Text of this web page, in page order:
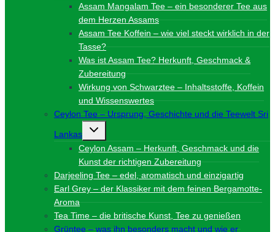
Assam Mangalam Tee – ein besonderer Tee aus
dem Herzen Assams
Assam Tee Koffein – wie viel steckt wirklich in der
Tasse?
Was ist Assam Tee? Herkunft, Geschmack &
Zubereitung
Wirkung von Schwarztee – Inhaltsstoffe, Koffein
und Wissenswertes
Ceylon Tee – Ursprung, Geschichte und die Teewelt Sri
Lankas
Untermenü
Ceylon Assam – Herkunft, Geschmack und die
Kunst der richtigen Zubereitung
Darjeeling Tee – edel, aromatisch und einzigartig
Earl Grey – der Klassiker mit dem feinen Bergamotte-
Aroma
Tea Time – die britische Kunst, Tee zu genießen
Grüntee – was ihn besonders macht und wie er